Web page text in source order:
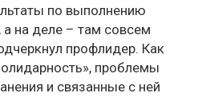
по выполнению
а на деле – там совсем
профлидер. Как
проблемы
и связанные с ней